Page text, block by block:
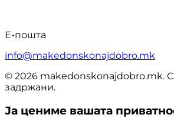
Е-пошта
info@makedonskonajdobro.mk
© 2026 makedonskonajdobro.mk.
задржани.
Ја цениме вашата